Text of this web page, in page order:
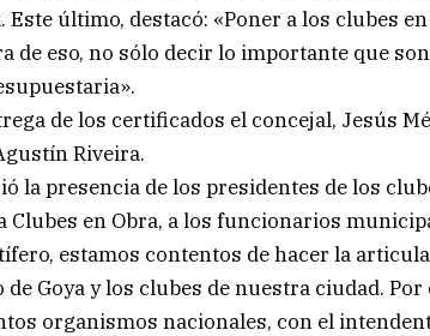
último, destacó: «Poner a los clubes
de eso, no sólo decir lo importante que
de los certificados el concejal, Jesús
Riveira.
la presencia de los presidentes de los
Clubes en Obra, a los funcionarios
estamos contentos de hacer la
Goya y los clubes de nuestra ciudad.
organismos nacionales, con el